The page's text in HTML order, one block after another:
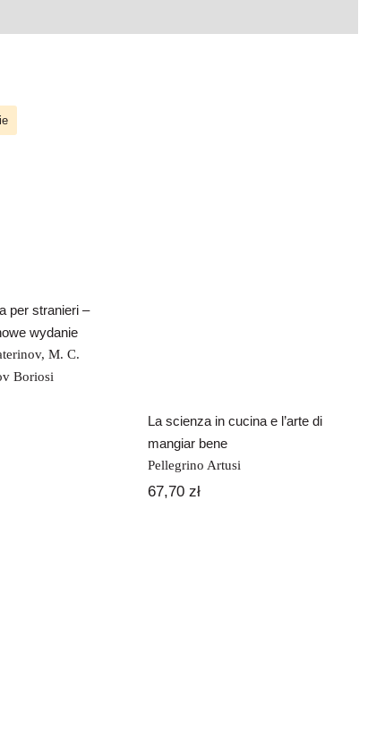
per stranieri –
wydanie
,M. C.
Boriosi
La scienza in cucina e l’arte di
mangiar bene
Pellegrino Artusi
67,70zł